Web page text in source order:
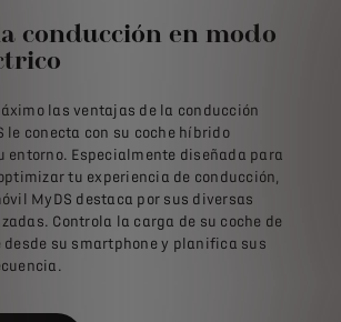
conducción en modo
las ventajas de la conducción
le conecta con su coche híbrido
entorno. Especialmente diseñada para
tu experiencia de conducción,
MyDS destaca por sus diversas
Controla la carga de su coche de
su smartphone y planifica sus